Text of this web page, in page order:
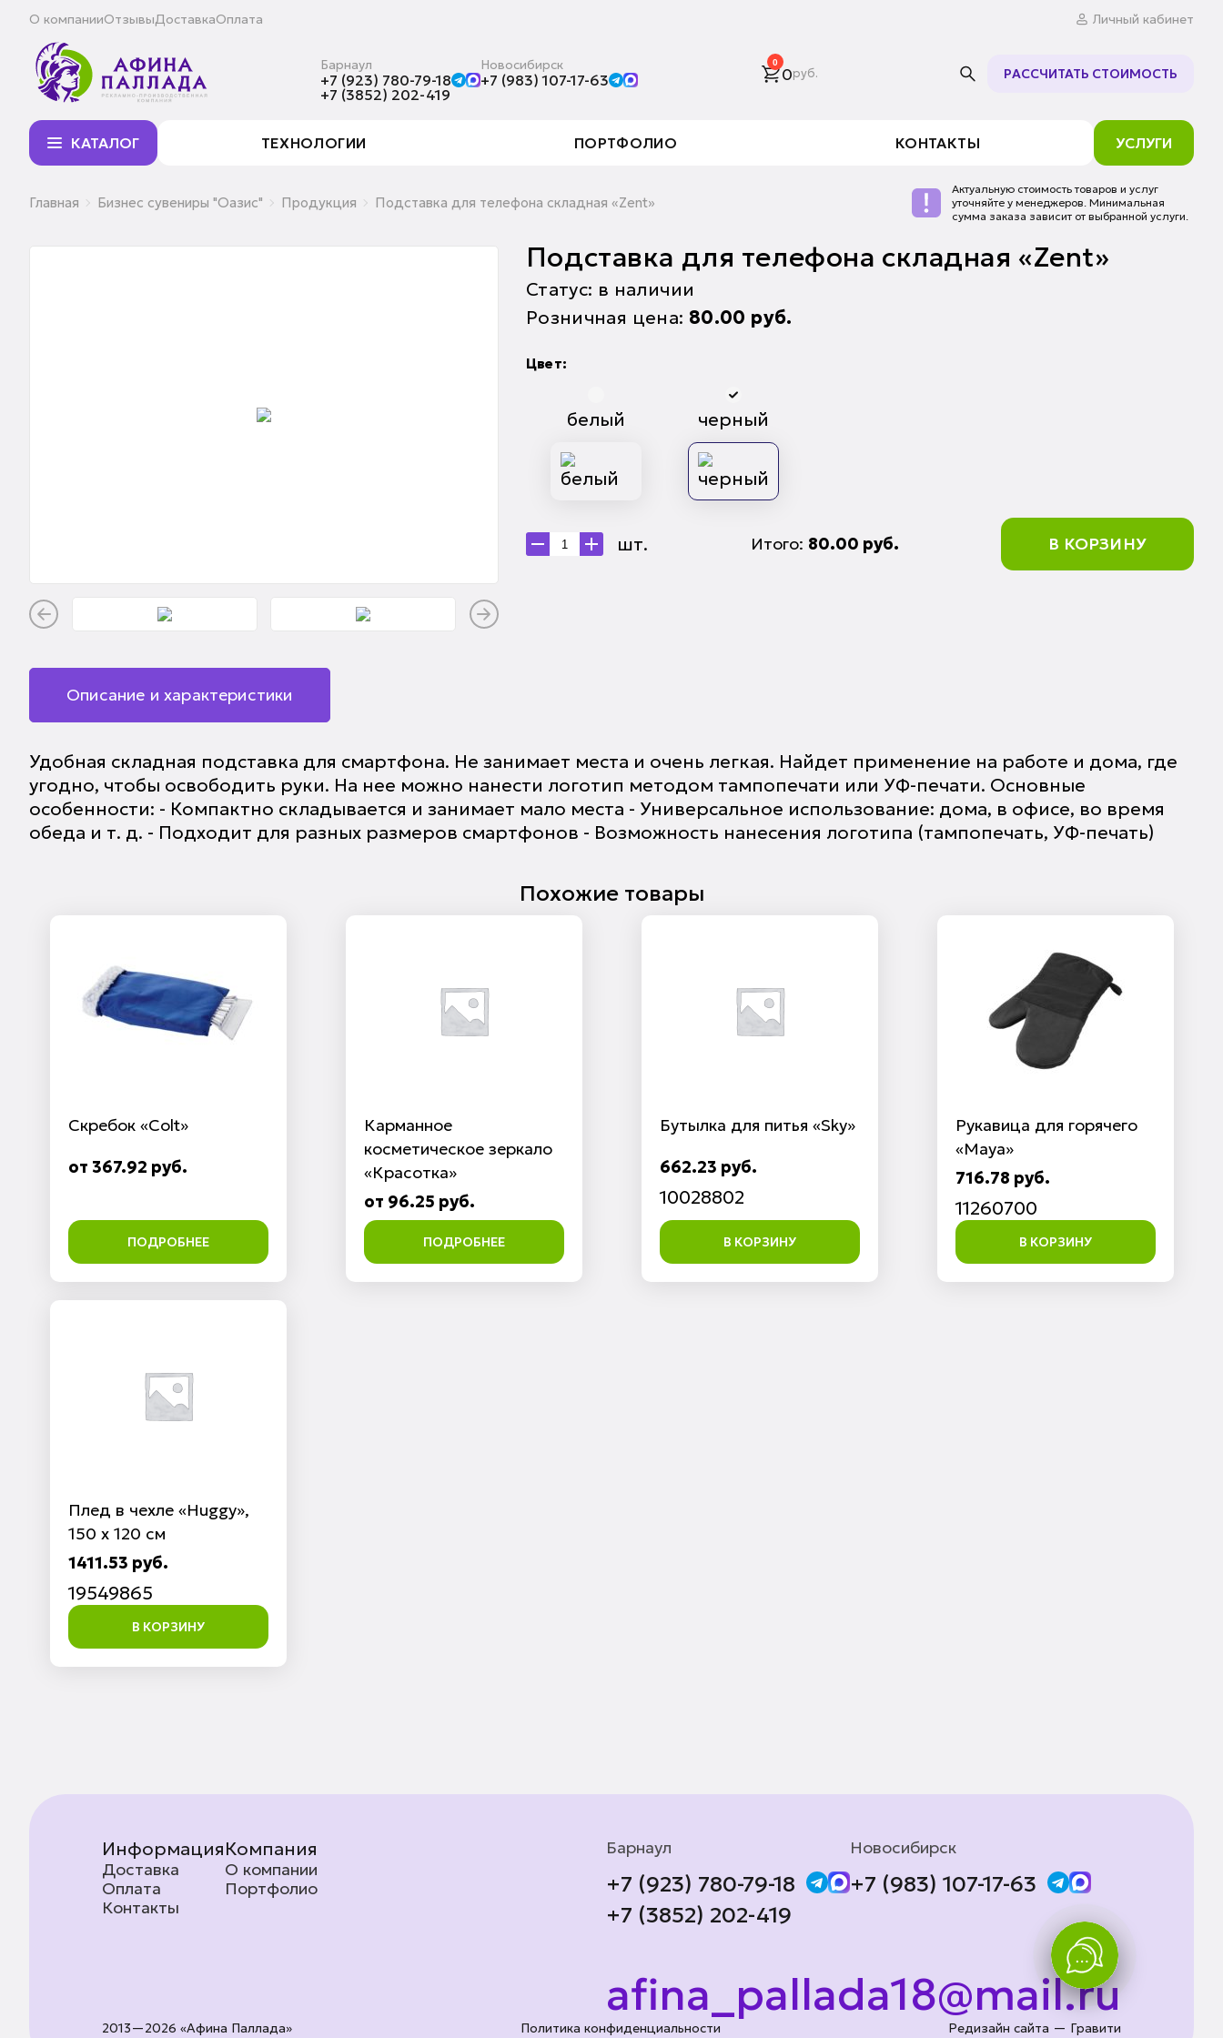
О компанииОтзывыДоставкаОплата Личный кабинет
Барнаул
+7 (923) 780-79-18
+7 (3852) 202-419
Новосибирск
+7 (983) 107-17-63
0
0руб. РАССЧИТАТЬ СТОИМОСТЬ
КАТАЛОГ ТЕХНОЛОГИИ ПОРТФОЛИО КОНТАКТЫ УСЛУГИ
Главная Бизнес сувениры "Оазис" Продукция Подставка для телефона складная «Zent»
Актуальную стоимость товаров и услуг
уточняйте у менеджеров. Минимальная
сумма заказа зависит от выбранной услуги.
Подставка для телефона складная «Zent»
Статус: в наличии
Розничная цена: 80.00 руб.
Цвет:
белый черный
шт. Итого: 80.00 руб. В КОРЗИНУ
Описание и характеристики
Удобная складная подставка для смартфона. Не занимает места и очень легкая. Найдет применение на работе и дома, где
угодно, чтобы освободить руки. На нее можно нанести логотип методом тампопечати или УФ-печати. Основные
особенности: - Компактно складывается и занимает мало места - Универсальное использование: дома, в офисе, во время
обеда и т. д. - Подходит для разных размеров смартфонов - Возможность нанесения логотипа (тампопечать, УФ-печать)
Похожие товары
Скребок «Colt»
от 367.92 руб.
ПОДРОБНЕЕ
Карманное
косметическое зеркало
«Красотка»
от 96.25 руб.
ПОДРОБНЕЕ
Бутылка для питья «Sky»
662.23 руб.
10028802
В КОРЗИНУ
Рукавица для горячего
«Maya»
716.78 руб.
11260700
В КОРЗИНУ
Плед в чехле «Huggy»,
150 х 120 см
1411.53 руб.
19549865
В КОРЗИНУ
Информация
Доставка
Оплата
Контакты
Компания
О компании
Портфолио
Барнаул
+7 (923) 780-79-18
+7 (3852) 202-419
Новосибирск
+7 (983) 107-17-63
afina_pallada18@mail.ru
2013—2026 «Афина Паллада» Политика конфиденциальности Редизайн сайта — Гравити